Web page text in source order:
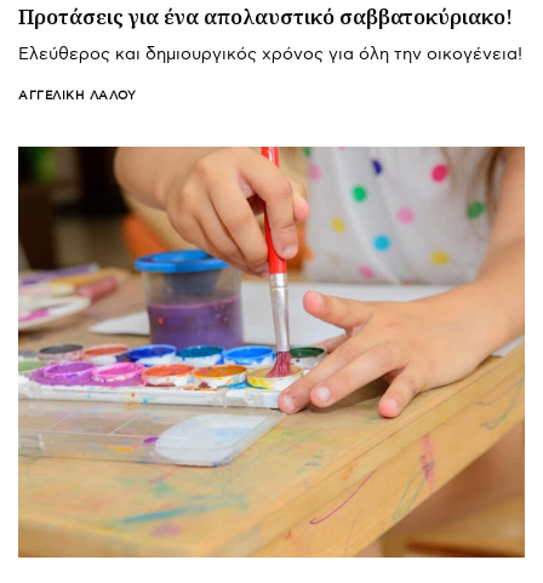
Προτάσεις για ένα απολαυστικό σαββατοκύριακο!
Ελεύθερος και δημιουργικός χρόνος για όλη την οικογένεια!
ΑΓΓΕΛΙΚΉ ΛΆΛΟΥ